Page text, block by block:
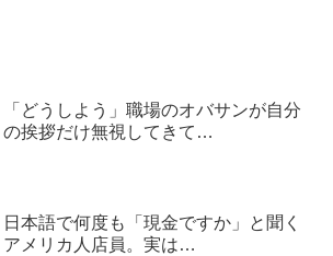
「どうしよう」職場のオバサンが自分
の挨拶だけ無視してきて…
日本語で何度も「現金ですか」と聞く
アメリカ人店員。実は…